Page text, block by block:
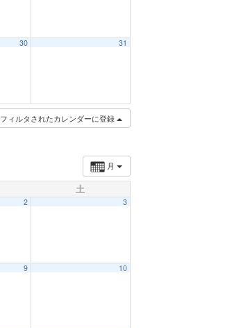
30 31
フィルタされたカレンダーに登録
月
土
2 3
9 10